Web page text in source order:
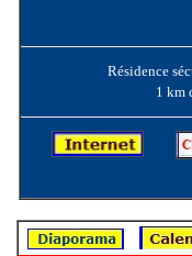
Résidence
1 km